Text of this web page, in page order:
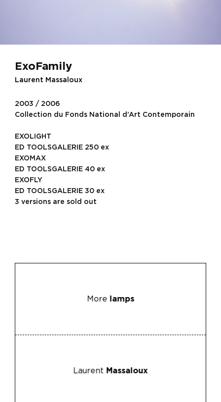
ExoFamily
Laurent Massaloux
2003 / 2006
Collection du Fonds National d’Art Contemporain
EXOLIGHT
ED TOOLSGALERIE 250 ex
EXOMAX
ED TOOLSGALERIE 40 ex
EXOFLY
ED TOOLSGALERIE 30 ex
3 versions are sold out
More lamps
Laurent Massaloux